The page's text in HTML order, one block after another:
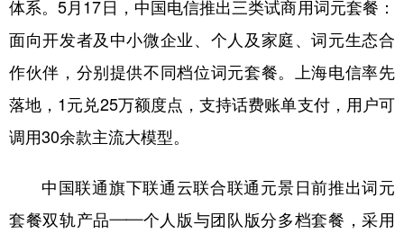
体系。5月17日，中国电信推出三类试商用词元套餐：
面向开发者及中小微企业、个人及家庭、词元生态合
作伙伴，分别提供不同档位词元套餐。上海电信率先
落地，1元兑25万额度点，支持话费账单支付，用户可
调用30余款主流大模型。
中国联通旗下联通云联合联通元景日前推出词元
套餐双轨产品——个人版与团队版分多档套餐，采用